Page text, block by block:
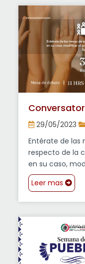
29/05/2023
Entérate de las
respecto de la
en su caso,
designación de
Suprema Corte
Leer mas